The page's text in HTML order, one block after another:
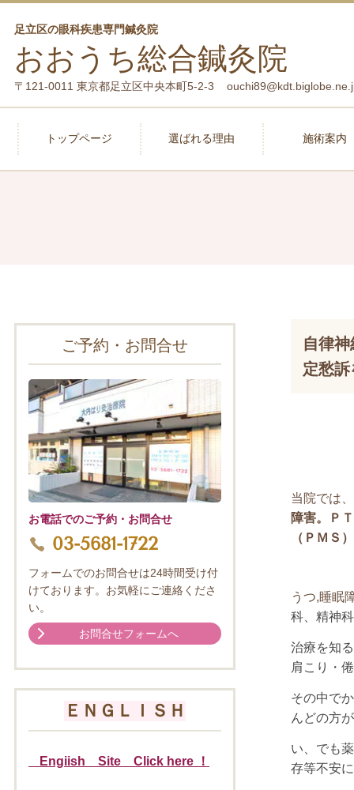
足立区の眼科疾患専門鍼灸院
おおうち総合鍼灸院
〒121-0011 東京都足立区中央本町5-2-3
トップページ 選ばれる理由 施術案内
自律
定愁
当院では
障害。Ｐ
（ＰＭＳ）
うつ,睡眠
科、精神
治療を知る
肩こり・
その中で
んどの方
い、 でも
存等不安
ご予約・お問合せ
お電話でのご予約・お問合せ
03-5681-1722
フォームでのお問合せは24時間受け付
けております。お気軽にご連絡くださ
い。
お問合せフォームへ
ＥＮＧＬＩＳＨ
Engiish Site Click here ！